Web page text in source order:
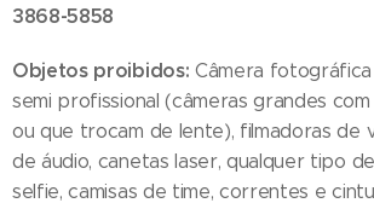
3868-5858
Objetos proibidos: Câmera
semi profissional (câmeras grandes
ou que trocam de lente), filmadoras de
de áudio, canetas laser, qualquer tipo
selfie, camisas de time, correntes e